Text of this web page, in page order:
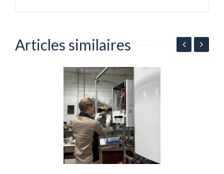
Articles similaires